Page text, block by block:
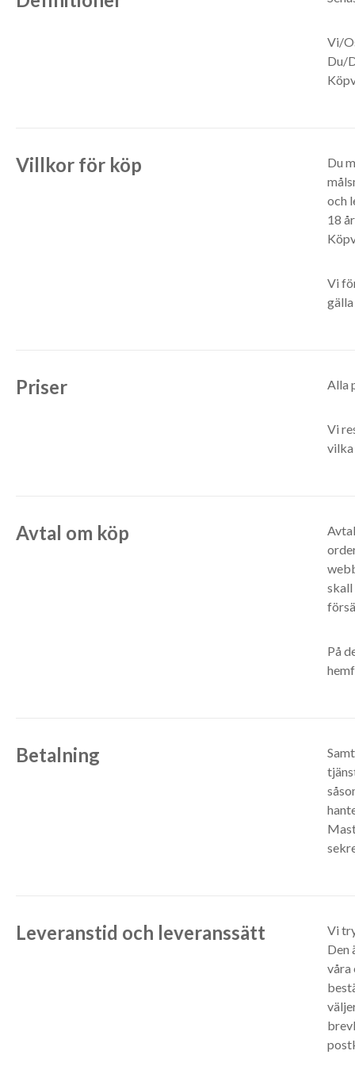
Vi/
Du/
Villkor för köp
Du
och
18
Vi
Priser Alla
Vi
vilka
Avtal om köp
På
Betalning
Leveranstid och leveranssätt
Vi
Den
våra